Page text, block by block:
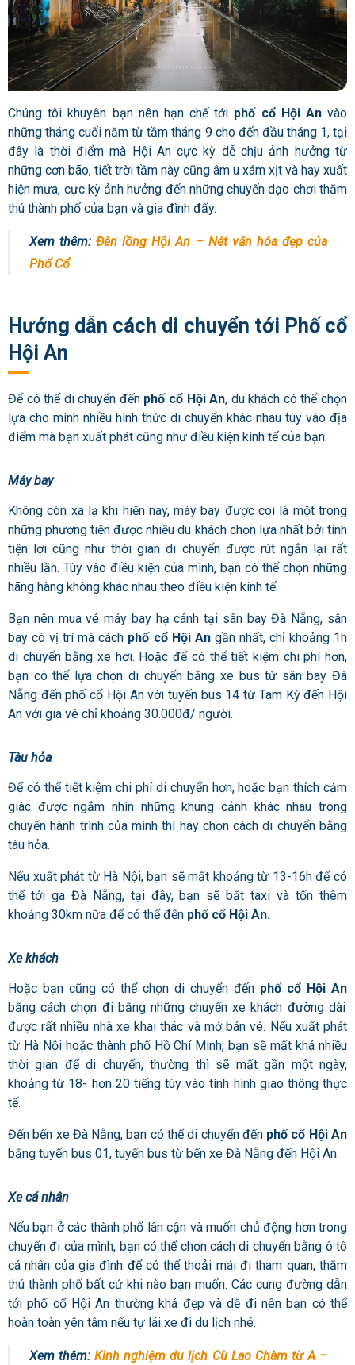
Chúng tôi khuyên bạn nên hạn chế tới phố cổ Hội Anvào
những tháng cuối năm từ tầm tháng 9 cho đến đầu tháng 1, tại
đây là thời điểm mà Hội An cực kỳ dễ chịu ảnh hưởng từ
những cơn bão, tiết trời tầm này cũng âm u xám xịt và hay xuất
hiện mưa, cực kỳ ảnh hưởng đến những chuyến dạo chơi thăm
thú thành phố của bạn và gia đình đấy.
Xem thêm:Đèn lồng Hội An – Nét văn hóa đẹp của
Phố Cổ
Hướng dẫn cách di chuyển tới Phố cổ
Hội An
Để có thể di chuyển đến phố cổ Hội An, du khách có thể chọn
lựa cho mình nhiều hình thức di chuyển khác nhau tùy vào địa
điểm mà bạn xuất phát cũng như điều kiện kinh tế của bạn.
Máy bay
Không còn xa lạ khi hiện nay, máy bay được coi là một trong
những phương tiện được nhiều du khách chọn lựa nhất bởi tính
tiện lợi cũng như thời gian di chuyển được rút ngắn lại rất
nhiều lần. Tùy vào điều kiện của mình, bạn có thể chọn những
hãng hàng không khác nhau theo điều kiện kinh tế.
Bạn nên mua vé máy bay hạ cánh tại sân bay Đà Nẵng, sân
bay có vị trí mà cách phố cổ Hội Angần nhất, chỉ khoảng 1h
di chuyển bằng xe hơi. Hoặc để có thể tiết kiệm chi phí hơn,
bạn có thể lựa chọn di chuyển bằng xe bus từ sân bay Đà
Nẵng đến phố cổ Hội An với tuyến bus 14 từ Tam Kỳ đến Hội
An với giá vé chỉ khoảng 30.000đ/ người.
Tàu hỏa
Để có thể tiết kiệm chi phí di chuyển hơn, hoặc bạn thích cảm
giác được ngắm nhìn những khung cảnh khác nhau trong
chuyến hành trình của mình thì hãy chọn cách di chuyển bằng
tàu hỏa.
Nếu xuất phát từ Hà Nội, bạn sẽ mất khoảng từ 13-16h để có
thể tới ga Đà Nẵng, tại đây, bạn sẽ bắt taxi và tốn thêm
khoảng 30km nữa để có thể đến phố cổ Hội An.
Xe khách
Hoặc bạn cũng có thể chọn di chuyển đến phố cổ Hội An
bằng cách chọn đi bằng những chuyến xe khách đường dài
được rất nhiều nhà xe khai thác và mở bán vé. Nếu xuất phát
từ Hà Nội hoặc thành phố Hồ Chí Minh, bạn sẽ mất khá nhiều
thời gian để di chuyển, thường thì sẽ mất gần một ngày,
khoảng từ 18- hơn 20 tiếng tùy vào tình hình giao thông thực
tế.
Đến bến xe Đà Nẵng, bạn có thể di chuyển đến phố cổ Hội An
bằng tuyến bus 01, tuyến bus từ bến xe Đà Nẵng đến Hội An.
Xe cá nhân
Nếu bạn ở các thành phố lân cận và muốn chủ động hơn trong
chuyến đi của mình, bạn có thể chọn cách di chuyển bằng ô tô
cá nhân của gia đình để có thể thoải mái đi tham quan, thăm
thú thành phố bất cứ khi nào bạn muốn. Các cung đường dẫn
tới phố cổ Hội An thường khá đẹp và dễ đi nên bạn có thể
hoàn toàn yên tâm nếu tự lái xe đi du lịch nhé.
Xem thêm:Kinh nghiệm du lịch Cù Lao Chàm từ A –